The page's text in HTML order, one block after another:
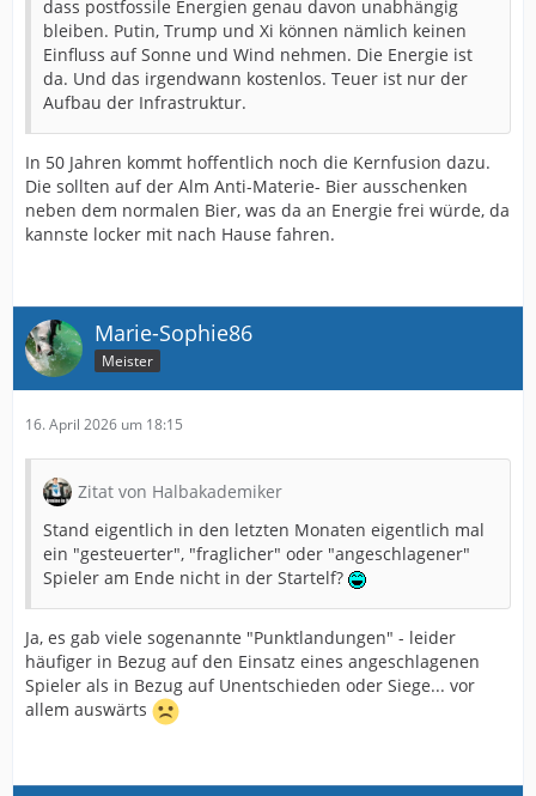
dass postfossile Energien genau davon unabhängig
bleiben. Putin, Trump und Xi können nämlich keinen
Einfluss auf Sonne und Wind nehmen. Die Energie ist
da. Und das irgendwann kostenlos. Teuer ist nur der
Aufbau der Infrastruktur.
In 50 Jahren kommt hoffentlich noch die Kernfusion dazu.
Die sollten auf der Alm Anti-Materie- Bier ausschenken
neben dem normalen Bier, was da an Energie frei würde, da
kannste locker mit nach Hause fahren.
Marie-Sophie86
Meister
16. April 2026 um 18:15
Zitat von Halbakademiker
Stand eigentlich in den letzten Monaten eigentlich mal
ein "gesteuerter", "fraglicher" oder "angeschlagener"
Spieler am Ende nicht in der Startelf?
Ja, es gab viele sogenannte "Punktlandungen" - leider
häufiger in Bezug auf den Einsatz eines angeschlagenen
Spieler als in Bezug auf Unentschieden oder Siege... vor
allem auswärts